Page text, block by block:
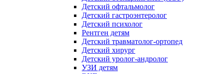
Детский офтальмолог
Детский гастроэнтеролог
Детский психолог
Рентген детям
Детский травматолог-ортопед
Детский хирург
Детский уролог-андролог
УЗИ детям